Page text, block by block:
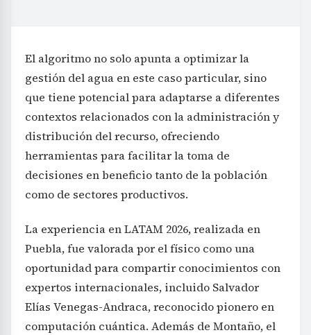
El algoritmo no solo apunta a optimizar la
gestión del agua en este caso particular, sino
que tiene potencial para adaptarse a diferentes
contextos relacionados con la administración y
distribución del recurso, ofreciendo
herramientas para facilitar la toma de
decisiones en beneficio tanto de la población
como de sectores productivos.
La experiencia en LATAM 2026, realizada en
Puebla, fue valorada por el físico como una
oportunidad para compartir conocimientos con
expertos internacionales, incluido Salvador
Elías Venegas-Andraca, reconocido pionero en
computación cuántica. Además de Montaño, el